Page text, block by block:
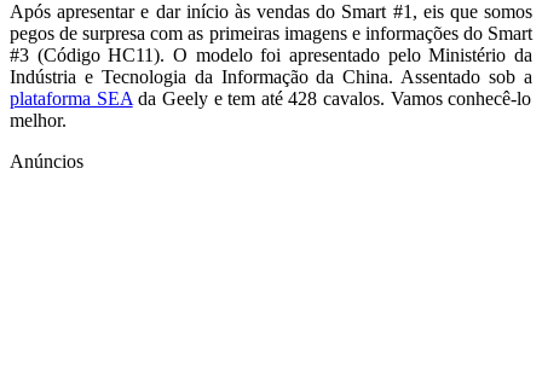
Após apresentar e dar início às vendas do Smart #1, eis que somos
pegos de surpresa com as primeiras imagens e informações do Smart
#3 (Código HC11). O modelo foi apresentado pelo Ministério da
Indústria e Tecnologia da Informação da China. Assentado sob a
plataforma SEA da Geely e tem até 428 cavalos. Vamos conhecê-lo
melhor.
Anúncios